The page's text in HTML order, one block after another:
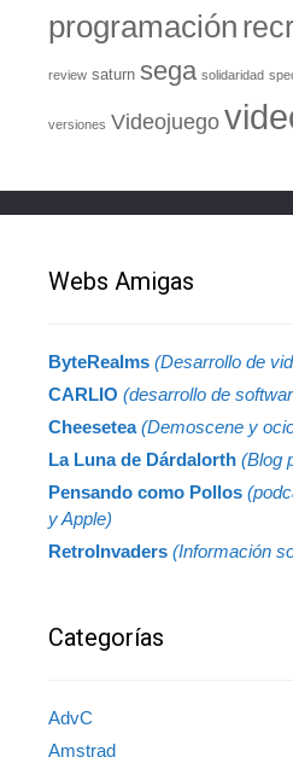
programación
review saturn sega solidaridad
versiones Videojuego
Webs Amigas
ByteRealms (Desarrollo de
CARLIO (desarrollo de
Cheesetea(Demoscene y
La Luna de Dárdalorth (Blog
Pensando como Pollos
y Apple)
RetroInvaders (Información
Categorías
AdvC
Amstrad